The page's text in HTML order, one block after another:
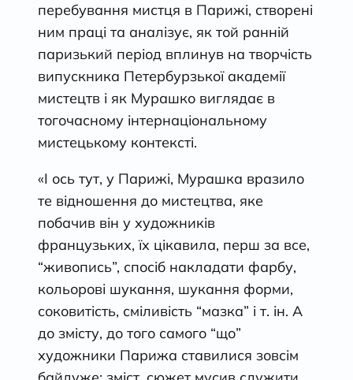
перебування мистця в Парижі, створені
ним праці та аналізує, як той ранній
паризький період вплинув на творчість
випускника Петербурзької академії
мистецтв і як Мурашко виглядає в
тогочасному інтернаціональному
мистецькому контексті.
«І ось тут, у Парижі, Мурашка вразило
те відношення до мистецтва, яке
побачив він у художників
французьких, їх цікавила, перш за все,
“живопись”, спосіб накладати фарбу,
кольорові шукання, шукання форми,
соковитість, сміливість “мазка” і т. ін. А
до змісту, до того самого “що”
художники Парижа ставилися зовсім